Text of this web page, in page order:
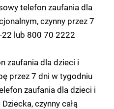
telefon zaufania dla
czynny przez 7
lub 800 70 2222
zaufania dla dzieci i
przez 7 dni w tygodniu
zaufania dla dzieci i
czynny całą